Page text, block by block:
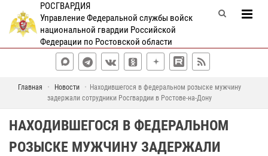
РОСГВАРДИЯ
Управление Федеральной службы войск
национальной гвардии Российской
Федерации по Ростовской области
Главная Новости
Находившегося в федеральном розыске мужчину
задержали сотрудники Росгвардии в Ростове-на-Дону
НАХОДИВШЕГОСЯ В ФЕДЕРАЛЬНОМ
РОЗЫСКЕ МУЖЧИНУ ЗАДЕРЖАЛИ